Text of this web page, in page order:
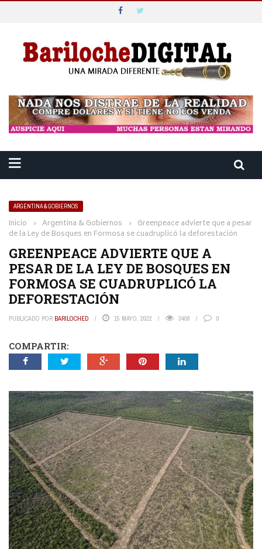
ARGENTINA & GOBIERNOS
Inicio › Argentina & Gobiernos › Greenpeace advierte que a pesar
de la Ley de Bosques en Formosa se cuadruplicó la deforestación
GREENPEACE ADVIERTE QUE A
PESAR DE LA LEY DE BOSQUES EN
FORMOSA SE CUADRUPLICÓ LA
DEFORESTACIÓN
PUBLICADO POR BARILOCHED 15 MAYO, 2022 3408 0
COMPARTIR: